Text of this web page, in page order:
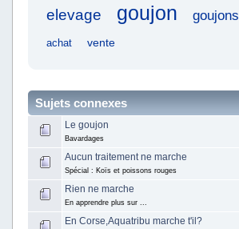
elevage goujon goujons
achat vente
Sujets connexes
Le goujon
Bavardages
Aucun traitement ne marche
Spécial : Koïs et poissons rouges
Rien ne marche
En apprendre plus sur ...
En Corse,Aquatribu marche t'il?